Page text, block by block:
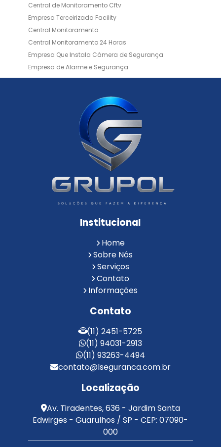
Central de Monitoramento Cftv
Empresa Terceirizada Facility
Central Monitoramento
Central Monitoramento 24 Horas
Empresa Que Instala Câmera de Segurança
Empresa de Alarme e Segurança
Empresa de Alarmes
Empresa de Facilities
Empresa de Instalação de Câmeras de Segurança
Empresa de Limpeza e Portaria
Empresas de Limpeza de Condomínios
Empresas de Monitoramento Cftv
Facility Terceirização
Instalação de Cftv
Instalação de Cercas Elétricas Residenciais
Monitoramento de Alarme 24 Horas
Portaria e Limpeza
Portaria Inteligente
Portaria Remota
Reconhecimento Facial em Condomínios
Reconhecimento Facial para Condomínios
Reconhecimento Facial para Portaria
Reconhecimento Facial Portaria
Serviço de Limpeza Terceirizado
Serviço de Portaria e Limpeza
Serviços de Limpeza e Portaria
Terceirização de Facilities
Terceirização de Portaria
Zeladoria de Condomínios
Institucional
Home
Sobre Nós
Serviços
Contato
Informações
Contato
(11) 2451-5725
(11) 94031-2913
(11) 93263-4494
contato@lseguranca.com.br
Localização
Av. Tiradentes, 636 - Jardim Santa
Edwirges - Guarulhos / SP - CEP: 07090-
000